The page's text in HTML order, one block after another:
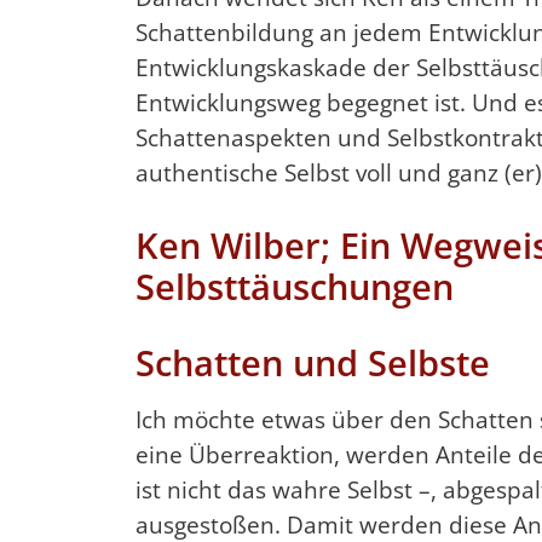
Schattenbildung an jedem
Entwicklungskaskade der
Entwicklungsweg begegnet ist. Und
Schattenaspekten und
authentische Selbst voll und ganz
Ken Wilber; Ein
Selbsttäuschungen
Schatten und Selbste
Ich möchte etwas über den
eine Überreaktion, werden Anteile
ist nicht das wahre Selbst –,
ausgestoßen. Damit werden diese